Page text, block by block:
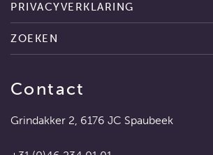
PRIVACYVERKLARING
ZOEKEN
Contact
Grindakker 2, 6176 JC Spaubeek